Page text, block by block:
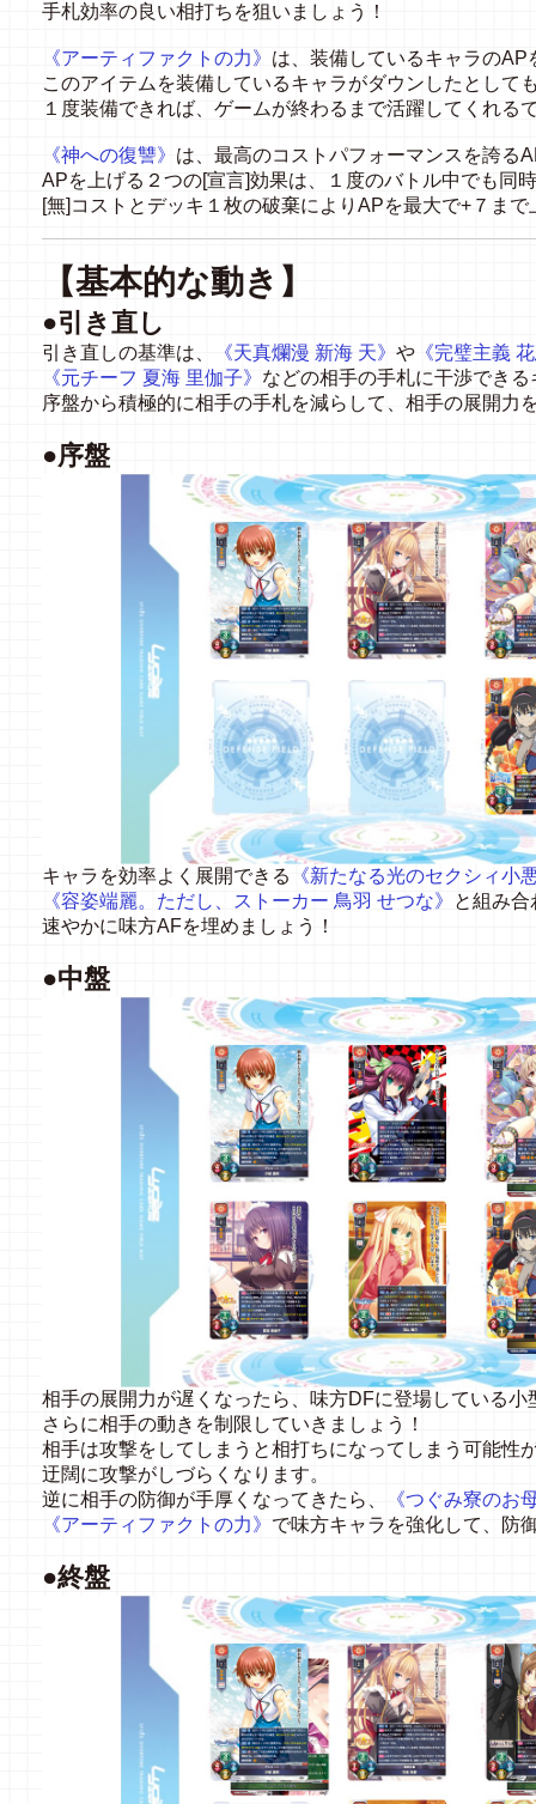
手札効率の良い相打ちを狙いましょう！
《アーティファクトの力》 は、装備しているキャラの
このアイテムを装備しているキャラがダウンしたとして
１度装備できれば、ゲームが終わるまで活躍してくれる
《神への復讐》 は、最高のコストパフォーマンスを誇る
APを上げる２つの[宣言]効果は、１度のバトル中でも同
[無]コストとデッキ１枚の破棄によりAPを最大で+７ま
【基本的な動き】
●引き直し
引き直しの基準は、 《天真爛漫 新海 天》 や 《完璧主義
《元チーフ 夏海 里伽子》 などの相手の手札に干渉でき
序盤から積極的に相手の手札を減らして、相手の展開力
●序盤
キャラを効率よく展開できる
《新たなる光のセクシィ小
《容姿端麗。ただし、ストーカー 鳥羽 せつな》
と組み合
速やかに味方AFを埋めましょう！
●中盤
相手の展開力が遅くなったら、味方DFに登場している
さらに相手の動きを制限していきましょう！
相手は攻撃をしてしまうと相打ちになってしまう可能性
迂闊に攻撃がしづらくなります。
逆に相手の防御が手厚くなってきたら、
《つぐみ寮のお
《アーティファクトの力》 で味方キャラを強化して、防
●終盤